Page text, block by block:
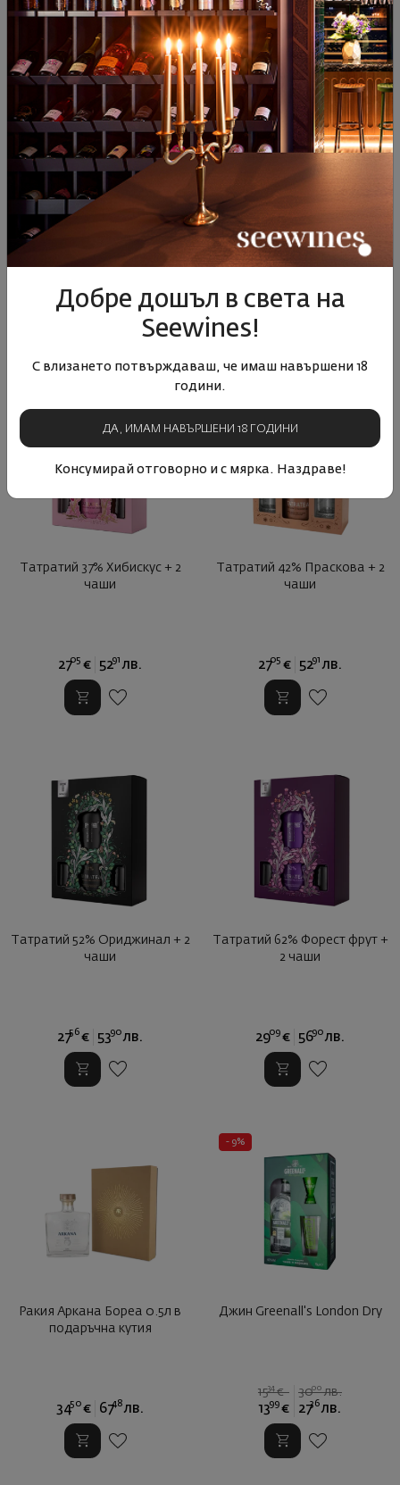
Промо Сет Аркана Бореа 0.5l
и Аркана Нота 0.2l в ...
3835 € 75 лв.
Гроздова Ракия Аркана
34 € 67 лв.
Татратий 37% Хибискус + 2
чаши
2705 € 5291 лв.
Татратий 42% Праскова + 2
чаши
2705 € 5291 лв.
Татратий 52% Ориджинал + 2
чаши
2756 € 5390 лв.
Татратий 62% Форест фрут +
2 чаши
2909 € 5690 лв.
Ракия Аркана Бореа 0.5л в
подаръчна кутия
3450 € 6748 лв.
- 9%
Джин Greenall's London Dry
1534 € 3000 лв.
1399 € 2736 лв.
Добре дошъл в света на
Seewines!
С влизането потвърждаваш, че имаш навършени 18
години.
ДА, ИМАМ НАВЪРШЕНИ 18 ГОДИНИ
Консумирай отговорно и с мярка. Наздраве!